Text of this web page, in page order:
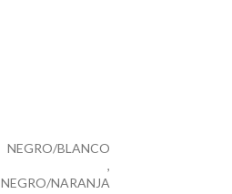
NEGRO/BLANCO
,
NEGRO/NARANJA